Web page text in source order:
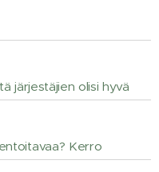
järjestäjien olisi hyvä
Kerro